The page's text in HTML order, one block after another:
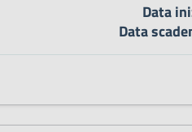
Data
Data